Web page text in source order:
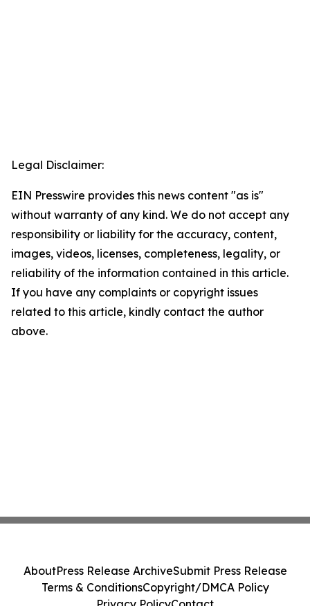
Legal Disclaimer:
EIN Presswire provides this news content "as is"
without warranty of any kind. We do not accept any
responsibility or liability for the accuracy, content,
images, videos, licenses, completeness, legality, or
reliability of the information contained in this article.
If you have any complaints or copyright issues
related to this article, kindly contact the author
above.
AboutPress Release ArchiveSubmit Press Release
Terms & ConditionsCopyright/DMCA Policy